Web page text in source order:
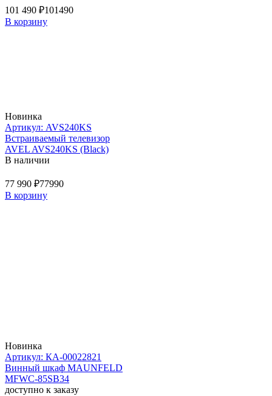
101 490 ₽101490
В корзину
Новинка
Артикул: AVS240KS
Встраиваемый телевизор
AVEL AVS240KS (Black)
В наличии
77 990 ₽77990
В корзину
Новинка
Артикул: КА-00022821
Винный шкаф MAUNFELD
MFWC-85SB34
доступно к заказу